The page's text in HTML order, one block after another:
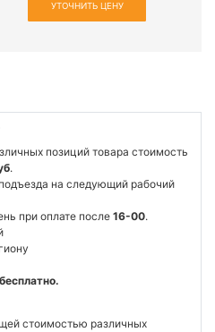
УТОЧНИТЬ ЦЕНУ
позиций товара стоимость
.
на следующий рабочий
при оплате после 16-00.
стоимостью различных